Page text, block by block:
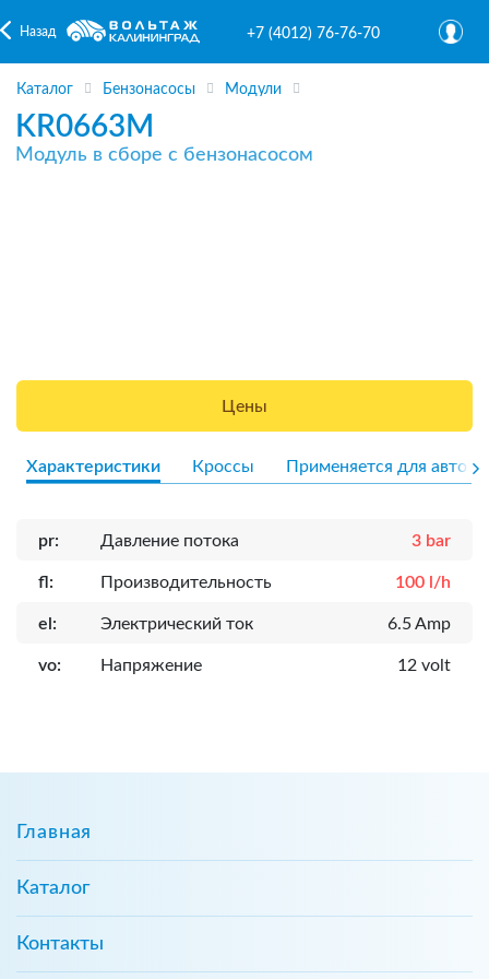
Назад +7 (4012) 76-76-70
Каталог Бензонасосы Модули
KR0663M
Модуль в сборе с бензонасосом
Цены
Характеристики Кроссы Применяется для авто
pr: Давление потока 3 bar
fl: Производительность 100 l/h
el: Электрический ток 6.5 Amp
vo: Напряжение 12 volt
Главная
Каталог
Контакты